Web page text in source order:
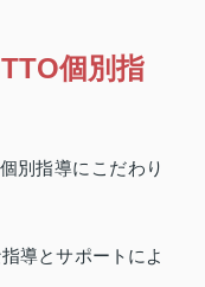
個別指
別指導にこだわり
導とサポートによ